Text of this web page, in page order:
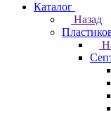
Каталог
Назад